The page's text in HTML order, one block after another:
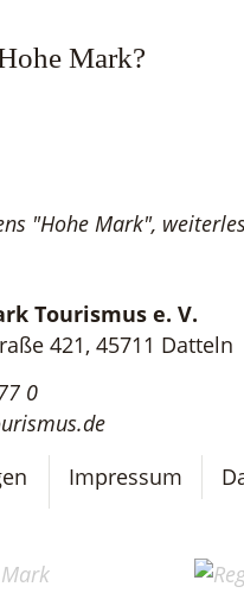
Mark?
"Hohe Mark",
Tourismus e. V.
421, 45711 Datteln
0
Impressum